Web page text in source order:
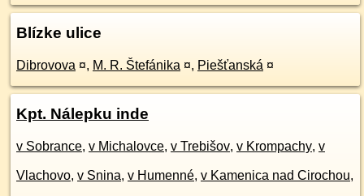
Blízke ulice
Dibrovova ¤, M. R. Štefánika ¤, Piešťanská ¤
Kpt. Nálepku inde
v Sobrance, v Michalovce, v Trebišov, v Krompachy, v
Vlachovo, v Snina, v Humenné, v Kamenica nad Cirochou,